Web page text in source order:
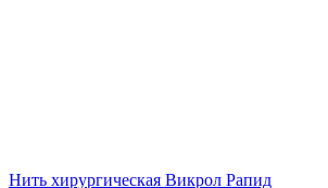
Нить хирургическая Викрол Рапид